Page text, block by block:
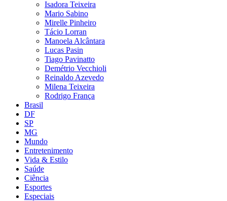
Isadora Teixeira
Mario Sabino
Mirelle Pinheiro
Tácio Lorran
Manoela Alcântara
Lucas Pasin
Tiago Pavinatto
Demétrio Vecchioli
Reinaldo Azevedo
Milena Teixeira
Rodrigo França
Brasil
DF
SP
MG
Mundo
Entretenimento
Vida & Estilo
Saúde
Ciência
Esportes
Especiais